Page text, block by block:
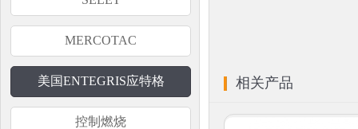
MERCOTAC
美国ENTEGRIS应特格
控制燃烧
相关产品